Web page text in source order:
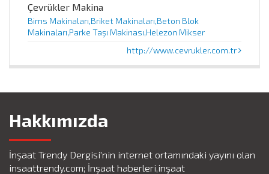
Çevrükler Makina
Bims Makinaları,Briket Makinaları,Beton Blok
Makinaları,Parke Taşı Makinası,Helezon Mikser
http://www.cevrukler.com.tr
Hakkımızda
İnşaat Trendy Dergisi'nin internet ortamındaki yayını olan
insaattrendy.com; İnşaat haberleri,inşaat